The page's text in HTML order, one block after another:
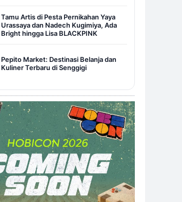
Tamu Artis di Pesta Pernikahan Yaya
Urassaya dan Nadech Kugimiya, Ada
Bright hingga Lisa BLACKPINK
Pepito Market: Destinasi Belanja dan
Kuliner Terbaru di Senggigi